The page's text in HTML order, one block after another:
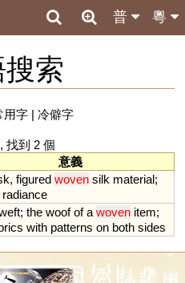
粵
普
索
用字| 冷僻字
找到 2 個
意義
, figured woven silk material;
radiance
; the woof of a woven item;
with patterns on both sides